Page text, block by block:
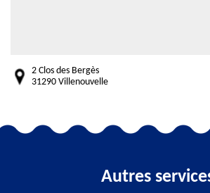
2 Clos des Bergès
31290 Villenouvelle
Autres